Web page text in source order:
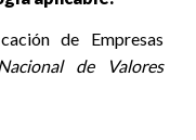
de Empresas
de Valores